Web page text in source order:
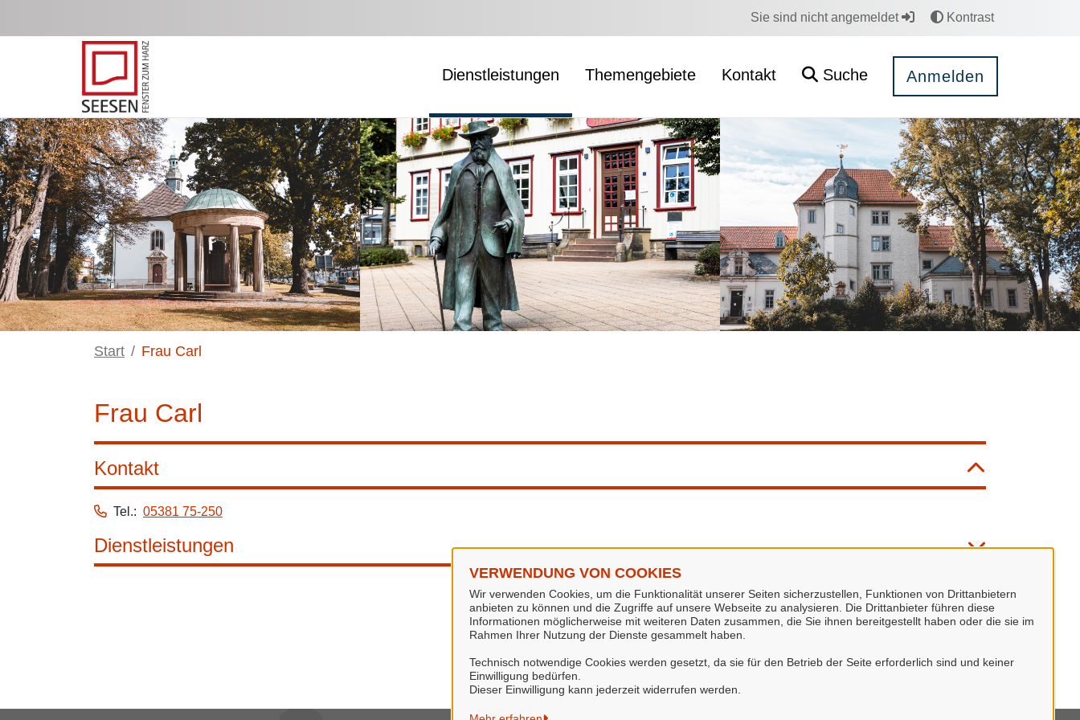
VERWENDUNG VON COOKIES
Wir verwenden Cookies, um die Funktionalität unserer Seiten sicherzustellen, Funktionen von Drittanbietern
anbieten zu können und die Zugriffe auf unsere Webseite zu analysieren. Die Drittanbieter führen diese
Informationen möglicherweise mit weiteren Daten zusammen, die Sie ihnen bereitgestellt haben oder die sie im
Rahmen Ihrer Nutzung der Dienste gesammelt haben.
Technisch notwendige Cookies werden gesetzt, da sie für den Betrieb der Seite erforderlich sind und keiner
Einwilligung bedürfen.
Dieser Einwilligung kann jederzeit widerrufen werden.
Sie sind nicht angemeldet Kontrast
Dienstleistungen Themengebiete Kontakt Suche Anmelden
Start Frau Carl
Frau Carl
Kontakt
Tel.: 05381 75-250
Dienstleistungen